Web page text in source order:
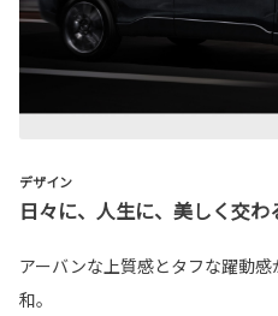
デザイン
日々に、人生に、美しく交わ
アーバンな上質感とタフな躍動
和。